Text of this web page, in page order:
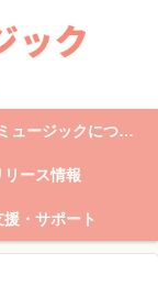
夢の果てミュージックについて
リース情報
援・サポート